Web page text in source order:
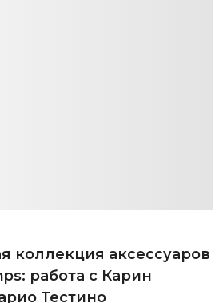
коллекция аксессуаров
работа с Карин
Тестино